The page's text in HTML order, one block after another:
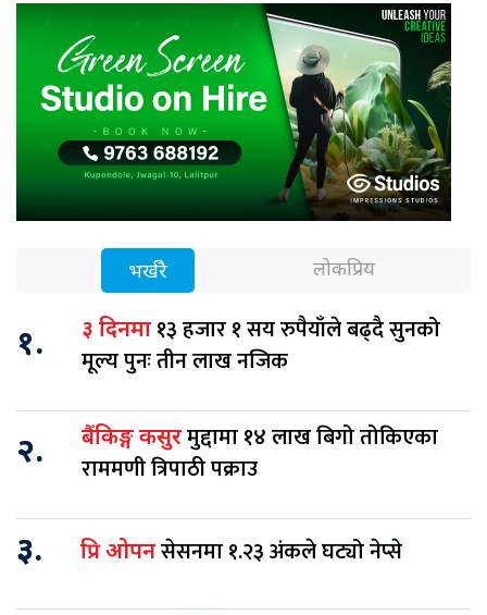
भर्खरै लोकप्रिय
१. ३ दिनमा १३ हजार १ सय रुपैयाँले बढ्दै सुनको
मूल्य पुनः तीन लाख नजिक
२. बैंकिङ्ग कसुरमुद्दामा १४ लाख बिगो तोकिएका
राममणी त्रिपाठी पक्राउ
३. प्रि ओपनसेसनमा १.२३ अंकले घट्यो नेप्से